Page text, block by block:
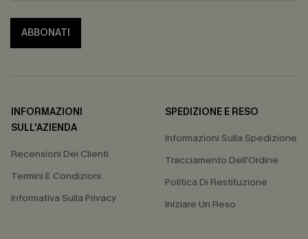
ABBONATI
INFORMAZIONI
SULL'AZIENDA
Recensioni Dei Clienti
Termini E Condizioni
Informativa Sulla Privacy
SPEDIZIONE E RESO
Informazioni Sulla Spedizione
Tracciamento Dell'Ordine
Politica Di Restituzione
Iniziare Un Reso